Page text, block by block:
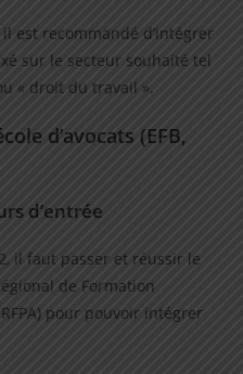
est recommandé d’intégrer
sur le secteur souhaité tel
« droit du travail ».
d’avocats (EFB,
d’entrée
il faut passer et réussir le
de Formation
pour pouvoir intégrer